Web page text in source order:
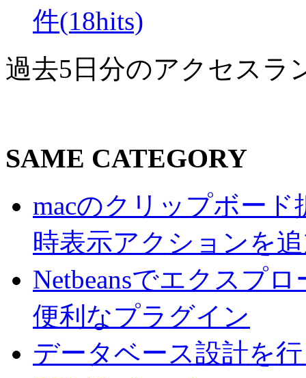
件(18hits)
過去5日分のアクセスラ
SAME CATEGORY
macのクリップボー
時表示アクションを
Netbeansでエクスプ
便利なプラグイン
データベース設計を